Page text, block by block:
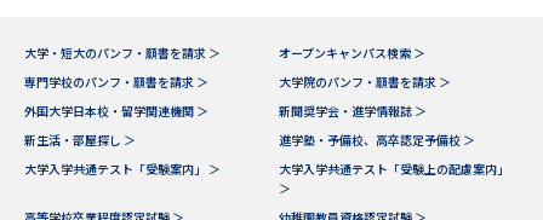
大学・短大のパンフ・願書を請求 ＞
オープンキャンパス検索 ＞
専門学校のパンフ・願書を請求 ＞
大学院のパンフ・願書を請求 ＞
外国大学日本校・留学関連機関 ＞
新聞奨学会・進学情報誌 ＞
新生活・部屋探し ＞
進学塾・予備校、高卒認定予備校 ＞
大学入学共通テスト「受験案内」 ＞
大学入学共通テスト「受験上の配慮案内」
＞